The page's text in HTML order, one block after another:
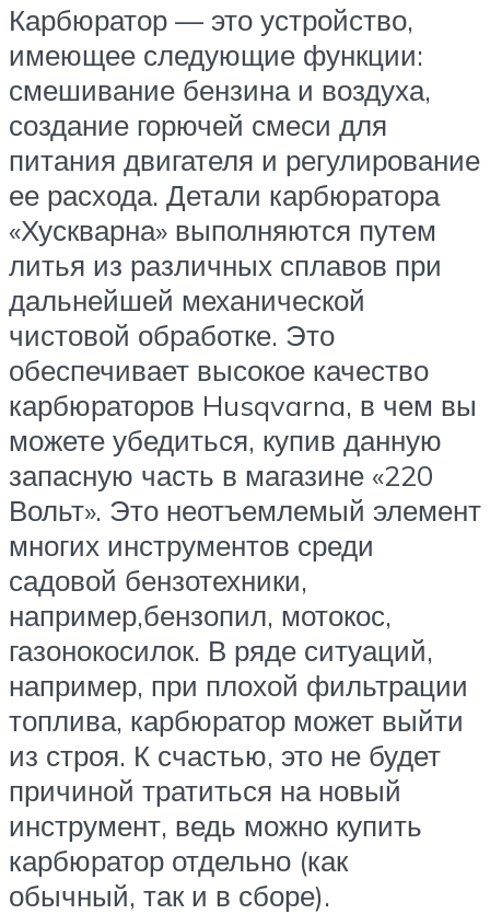
Карбюратор — это устройство,
имеющее следующие функции:
смешивание бензина и воздуха,
создание горючей смеси для
питания двигателя и регулирование
ее расхода. Детали карбюратора
«Хускварна» выполняются путем
литья из различных сплавов при
дальнейшей механической
чистовой обработке. Это
обеспечивает высокое качество
карбюраторов Husqvarna, в чем вы
можете убедиться, купив данную
запасную часть в магазине «220
Вольт». Это неотъемлемый элемент
многих инструментов среди
садовой бензотехники,
например,бензопил, мотокос,
газонокосилок. В ряде ситуаций,
например, при плохой фильтрации
топлива, карбюратор может выйти
из строя. К счастью, это не будет
причиной тратиться на новый
инструмент, ведь можно купить
карбюратор отдельно (как
обычный, так и в сборе).